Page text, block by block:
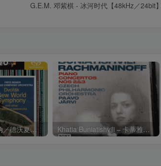
G.E.M. 邓紫棋 - 冰河时代【48kHz／24bit
Fritz Reiner – 莱纳／德沃夏克：第九交响曲 Khatia Buniatishvili – 卡蒂雅拉赫玛尼诺夫：第二、三钢琴协奏曲